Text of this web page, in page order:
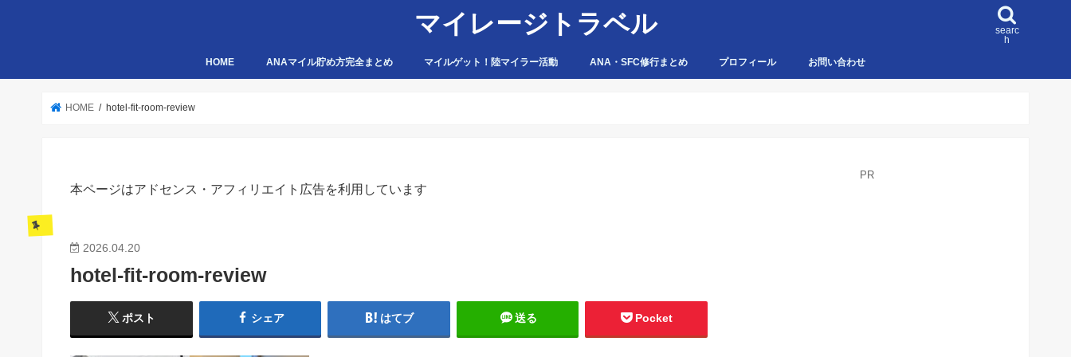
マイレージトラベル
searc
h
HOME ANAマイル貯め方完全まとめ マイルゲット！陸マイラー活動 ANA・SFC修行まとめ プロフィール お問い合わせ
HOME hotel-fit-room-review
本ページはアドセンス・アフィリエイト広告を利用しています
2026.04.20
hotel-fit-room-review
ポスト シェア はてブ 送る Pocket
PR